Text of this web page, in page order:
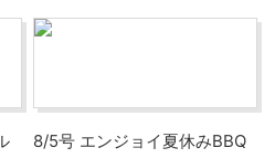
8/5号 エンジョイ夏休みBBQ